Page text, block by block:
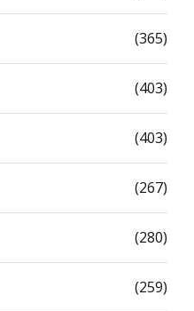
(365)
(403)
(403)
(267)
(280)
(259)